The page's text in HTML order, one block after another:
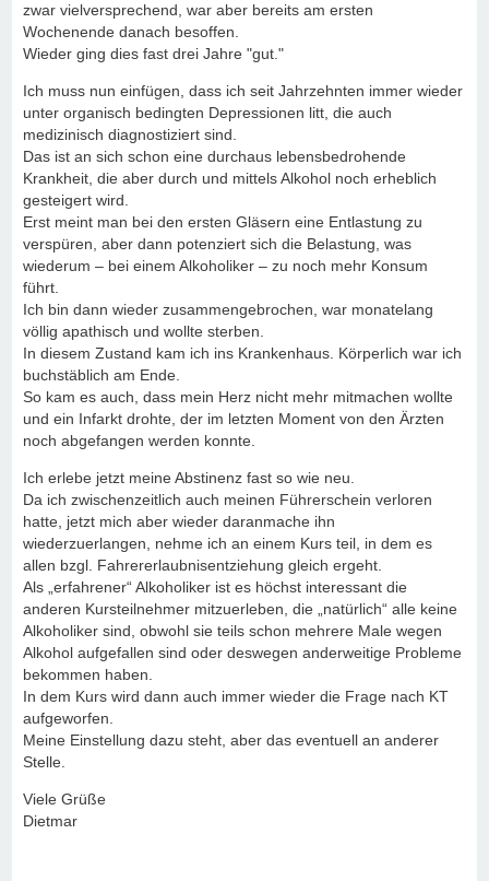
zwar vielversprechend, war aber bereits am ersten
Wochenende danach besoffen.
Wieder ging dies fast drei Jahre "gut."
Ich muss nun einfügen, dass ich seit Jahrzehnten immer wieder
unter organisch bedingten Depressionen litt, die auch
medizinisch diagnostiziert sind.
Das ist an sich schon eine durchaus lebensbedrohende
Krankheit, die aber durch und mittels Alkohol noch erheblich
gesteigert wird.
Erst meint man bei den ersten Gläsern eine Entlastung zu
verspüren, aber dann potenziert sich die Belastung, was
wiederum – bei einem Alkoholiker – zu noch mehr Konsum
führt.
Ich bin dann wieder zusammengebrochen, war monatelang
völlig apathisch und wollte sterben.
In diesem Zustand kam ich ins Krankenhaus. Körperlich war ich
buchstäblich am Ende.
So kam es auch, dass mein Herz nicht mehr mitmachen wollte
und ein Infarkt drohte, der im letzten Moment von den Ärzten
noch abgefangen werden konnte.
Ich erlebe jetzt meine Abstinenz fast so wie neu.
Da ich zwischenzeitlich auch meinen Führerschein verloren
hatte, jetzt mich aber wieder daranmache ihn
wiederzuerlangen, nehme ich an einem Kurs teil, in dem es
allen bzgl. Fahrererlaubnisentziehung gleich ergeht.
Als „erfahrener“ Alkoholiker ist es höchst interessant die
anderen Kursteilnehmer mitzuerleben, die „natürlich“ alle keine
Alkoholiker sind, obwohl sie teils schon mehrere Male wegen
Alkohol aufgefallen sind oder deswegen anderweitige Probleme
bekommen haben.
In dem Kurs wird dann auch immer wieder die Frage nach KT
aufgeworfen.
Meine Einstellung dazu steht, aber das eventuell an anderer
Stelle.
Viele Grüße
Dietmar